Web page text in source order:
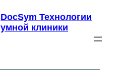
DocSym Технологии
умной клиники